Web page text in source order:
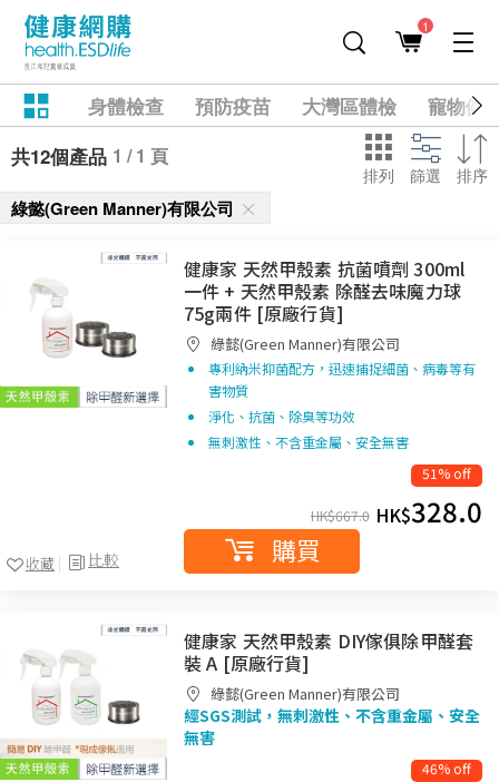
1
身體檢查 預防疫苗 大灣區體檢
寵物健
共12個產品 1 / 1 頁
排列 篩選 排序
綠懿(Green Manner)有限公司
比較
收藏
健康家 天然甲殼素 抗菌噴劑 300ml
一件 + 天然甲殼素 除醛去味魔力球
75g兩件 [原廠行貨]
綠懿(Green Manner)有限公司
專利納米抑菌配方，迅速捕捉細菌、病毒等有
害物質
淨化、抗菌、除臭等功效
無刺激性、不含重金屬、安全無害
51% off
HK$667.0 HK$328.0
購買
健康家 天然甲殼素 DIY傢俱除甲醛套
裝 A [原廠行貨]
綠懿(Green Manner)有限公司
經SGS測試，無刺激性、不含重金屬、安全
無害
46% off